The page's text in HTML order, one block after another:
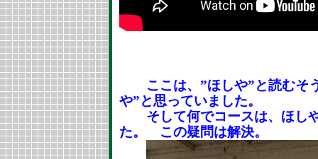
ここは、”ほしや”と読むそ
や”と思っていました。
そして何でコースは、ほし
た。
この疑問は解決。